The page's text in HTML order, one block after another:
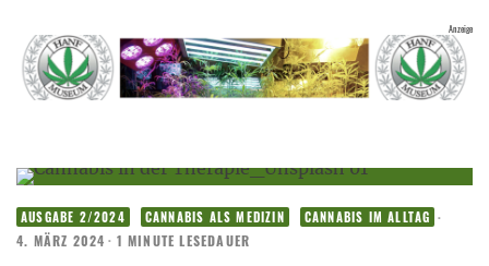
AUSGABE 2/2024 CANNABIS ALS MEDIZIN CANNABIS IM ALLTAG ·
4. MÄRZ 2024 · 1 MINUTE LESEDAUER